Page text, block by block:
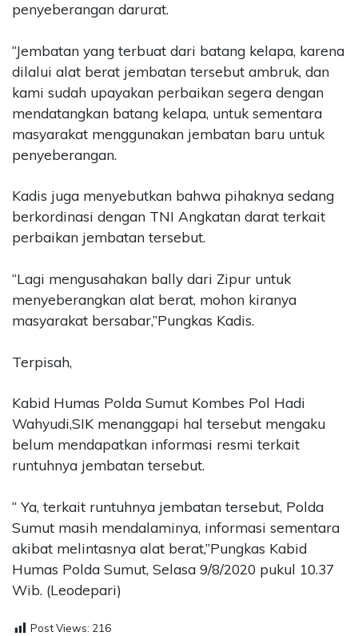
penyeberangan darurat.
“Jembatan yang terbuat dari batang kelapa, karena
dilalui alat berat jembatan tersebut ambruk, dan
kami sudah upayakan perbaikan segera dengan
mendatangkan batang kelapa, untuk sementara
masyarakat menggunakan jembatan baru untuk
penyeberangan.
Kadis juga menyebutkan bahwa pihaknya sedang
berkordinasi dengan TNI Angkatan darat terkait
perbaikan jembatan tersebut.
“Lagi mengusahakan bally dari Zipur untuk
menyeberangkan alat berat, mohon kiranya
masyarakat bersabar,”Pungkas Kadis.
Terpisah,
Kabid Humas Polda Sumut Kombes Pol Hadi
Wahyudi,SIK menanggapi hal tersebut mengaku
belum mendapatkan informasi resmi terkait
runtuhnya jembatan tersebut.
“ Ya, terkait runtuhnya jembatan tersebut, Polda
Sumut masih mendalaminya, informasi sementara
akibat melintasnya alat berat,”Pungkas Kabid
Humas Polda Sumut, Selasa 9/8/2020 pukul 10.37
Wib. (Leodepari)
Post Views: 216